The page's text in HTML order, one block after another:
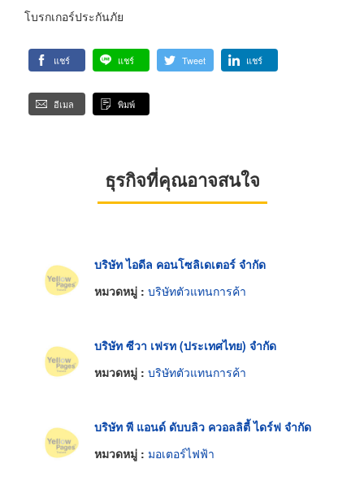
โบรกเกอร์ประกันภัย
แชร์ แชร์ Tweet แชร์
อีเมล พิมพ์
ธุรกิจที่คุณอาจสนใจ
บริษัท ไอดีล คอนโซลิเดเตอร์ จำกัด
หมวดหมู่ : บริษัทตัวแทนการค้า
บริษัท ซีวา เฟรท (ประเทศไทย) จำกัด
หมวดหมู่ : บริษัทตัวแทนการค้า
บริษัท พี แอนด์ ดับบลิว ควอลลิตี้ ไดร์ฟ จำกัด
หมวดหมู่ : มอเตอร์ไฟฟ้า